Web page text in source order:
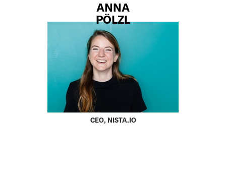
ANNA
PÖLZL
CEO, NISTA.IO